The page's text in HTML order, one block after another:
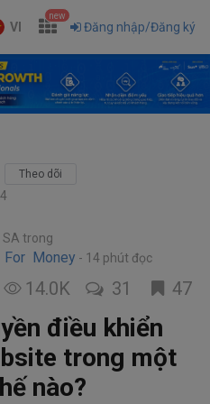
VI
new
Đăng nhập/Đăng ký
Theo dõi
SA trong
Money 14 phút đọc
14.0K 31 47
điều khiển
trong một
nào?